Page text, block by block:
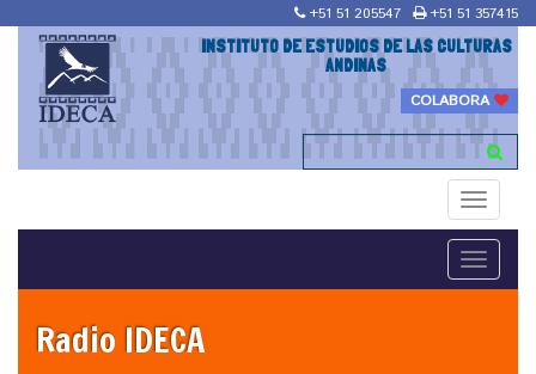
+51 51 205547 +51 51 357415
INSTITUTO DE ESTUDIOS DE LAS CULTURAS
ANDINAS
COLABORA
Toggle
Toggle
Radio IDECA